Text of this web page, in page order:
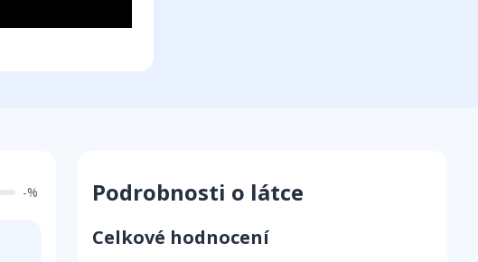
-% Podrobnosti o látce
Celkové hodnocení